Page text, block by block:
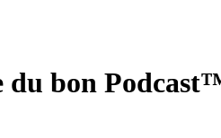
du bon